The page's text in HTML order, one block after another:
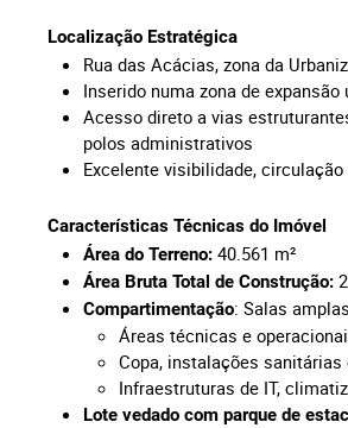
Localização Estratégica
Rua das Acácias, zona da
Inserido numa zona de
Acesso direto a vias
polos administrativos
Excelente visibilidade,
Características Técnicas do Imóvel
Área do Terreno: 40.561 m²
Área Bruta Total de Construção:
Compartimentação: Salas
Áreas técnicas e
Copa, instalações sanitárias
Infraestruturas de IT,
Lote vedado com parque de